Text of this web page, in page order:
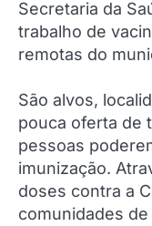
Secretaria da
trabalho de
remotas do
São alvos,
pouca oferta de
pessoas
imunização.
doses contra a
comunidades de